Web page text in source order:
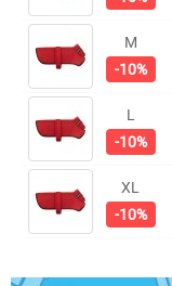
M
-10%
L
-10%
XL
-10%